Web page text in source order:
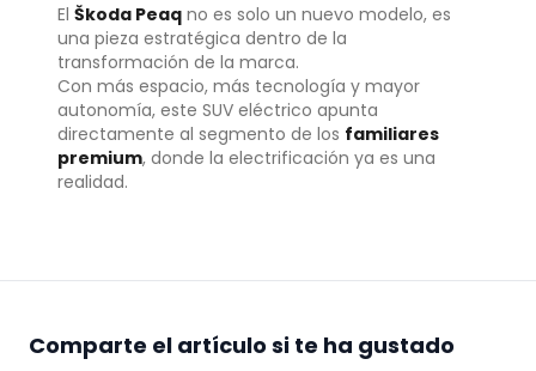
El Škoda Peaq no es solo un nuevo modelo, es
una pieza estratégica dentro de la
transformación de la marca.
Con más espacio, más tecnología y mayor
autonomía, este SUV eléctrico apunta
directamente al segmento de los familiares
premium, donde la electrificación ya es una
realidad.
Comparte el artículo si te ha gustado